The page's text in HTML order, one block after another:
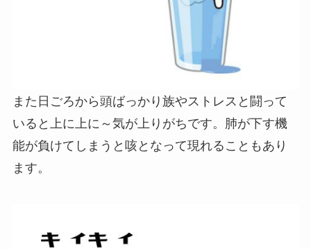
また日ごろから頭ばっかり族やストレスと闘って
いると上に上に～気が上りがちです。肺が下す機
能が負けてしまうと咳となって現れることもあり
ます。